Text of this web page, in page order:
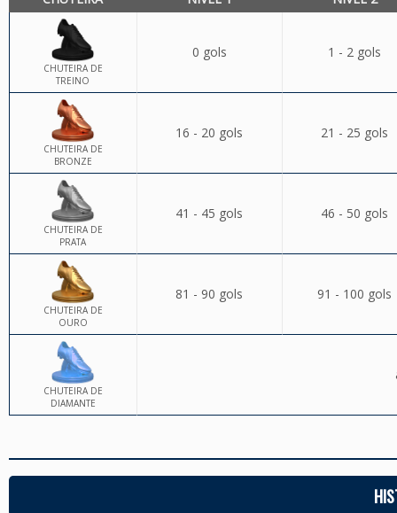
CHUTEIRA DE
TREINO
0 gols 1 - 2 gols
CHUTEIRA DE
BRONZE
16 - 20 gols 21 - 25 gols
CHUTEIRA DE
PRATA
41 - 45 gols 46 - 50 gols
CHUTEIRA DE
OURO
81 - 90 gols 91 - 100 gols
CHUTEIRA DE
DIAMANTE